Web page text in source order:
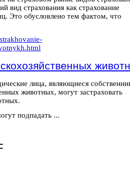
вид страхования как страхование
Это обусловлено тем фактом, что
лица, являющиеся
животных, могут застраховать
подпадать ...